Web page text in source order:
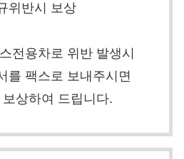
위반시 보상
전용차로 위반 발생시
를 팩스로 보내주시면
상하여 드립니다.